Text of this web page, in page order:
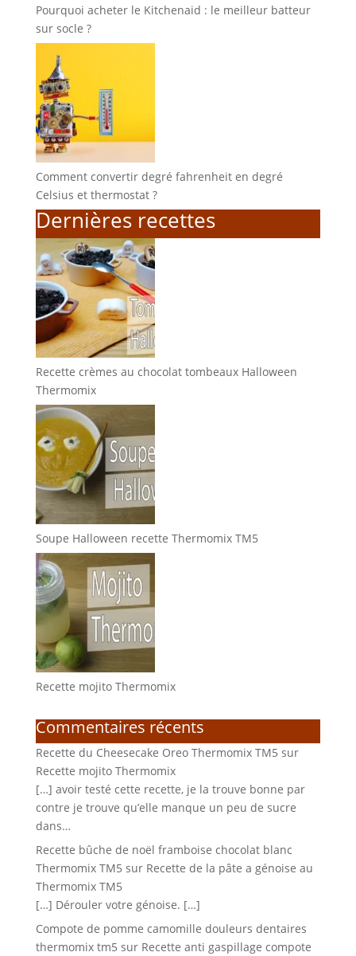
Pourquoi acheter le Kitchenaid : le meilleur batteur
sur socle ?
Comment convertir degré fahrenheit en degré
Celsius et thermostat ?
Dernières recettes
Recette crèmes au chocolat tombeaux Halloween
Thermomix
Soupe Halloween recette Thermomix TM5
Recette mojito Thermomix
Commentaires récents
Recette du Cheesecake Oreo Thermomix TM5 sur
Recette mojito Thermomix
[…] avoir testé cette recette, je la trouve bonne par
contre je trouve qu’elle manque un peu de sucre
dans…
Recette bûche de noël framboise chocolat blanc
Thermomix TM5 sur Recette de la pâte a génoise au
Thermomix TM5
[…] Dérouler votre génoise. […]
Compote de pomme camomille douleurs dentaires
thermomix tm5 sur Recette anti gaspillage compote